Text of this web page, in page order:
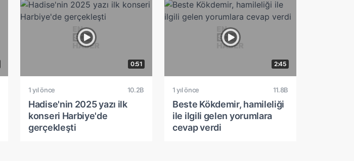
0:51
1 yıl önce 10.2B
Hadise'nin 2025 yazı ilk
konseri Harbiye'de
gerçekleşti
2:45
1 yıl önce 11.8B
Beste Kökdemir, hamileliği
ile ilgili gelen yorumlara
cevap verdi